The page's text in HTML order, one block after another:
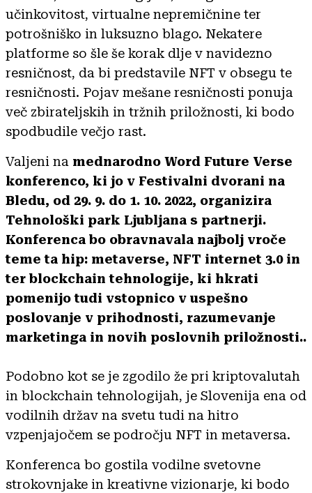
učinkovitost, virtualne nepremičnine ter
potrošniško in luksuzno blago. Nekatere
platforme so šle še korak dlje v navidezno
resničnost, da bi predstavile NFT v obsegu te
resničnosti. Pojav mešane resničnosti ponuja
več zbirateljskih in tržnih priložnosti, ki bodo
spodbudile večjo rast.
Valjeni na mednarodno Word Future Verse
konferenco, ki jo v Festivalni dvorani na
Bledu, od 29. 9. do 1. 10. 2022, organizira
Tehnološki park Ljubljana s partnerji.
Konferenca bo obravnavala najbolj vroče
teme ta hip: metaverse, NFT internet 3.0 in
ter blockchain tehnologije, ki hkrati
pomenijo tudi vstopnico v uspešno
poslovanje v prihodnosti, razumevanje
marketinga in novih poslovnih priložnosti..
Podobno kot se je zgodilo že pri kriptovalutah
in blockchain tehnologijah, je Slovenija ena od
vodilnih držav na svetu tudi na hitro
vzpenjajočem se področju NFT in metaversa.
Konferenca bo gostila vodilne svetovne
strokovnjake in kreativne vizionarje, ki bodo